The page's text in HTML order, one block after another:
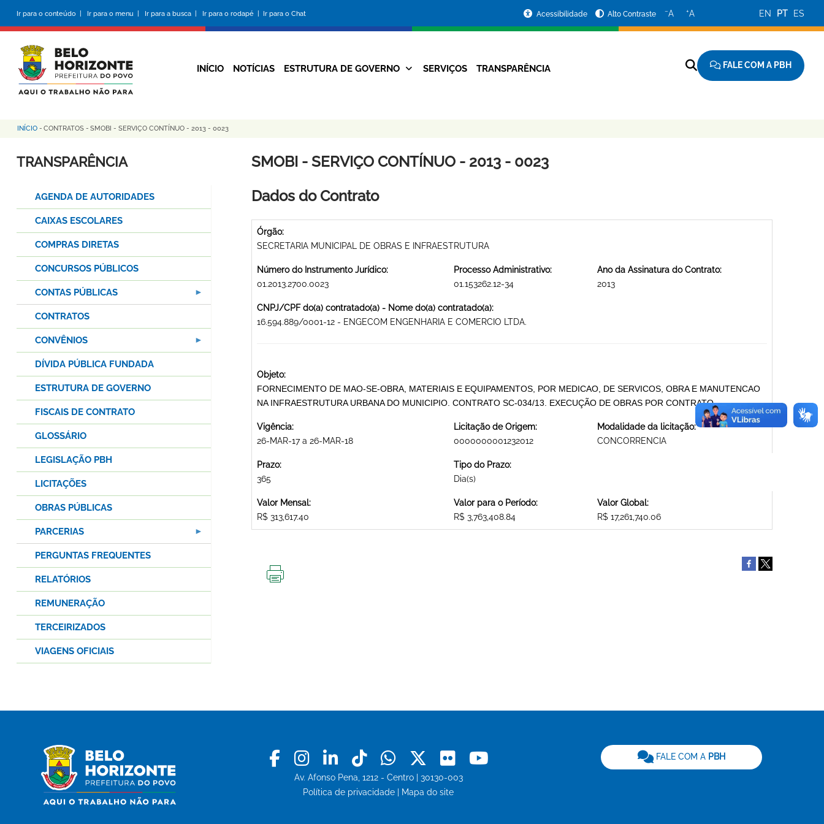
conteúdo
principal
Ir para o conteúdo | Ir para o menu | Ir para a busca | Ir para o rodapé | Ir para o Chat
da
Prefeitura
Acessibilidade Alto Contraste −A +A EN PT ES
Navegação
INÍCIO NOTÍCIAS ESTRUTURA DE GOVERNO SERVIÇOS TRANSPARÊNCIA FALE COM A PBH
Trilha
de
INÍCIO - CONTRATOS - SMOBI - SERVIÇO CONTÍNUO - 2013 - 0023
SMOBI - SERVIÇO CONTÍNUO - 2013 - 0023
Dados do Contrato
Órgão:
SECRETARIA MUNICIPAL DE OBRAS E INFRAESTRUTURA
Número do Instrumento Jurídico:
01.2013.2700.0023
Processo Administrativo:
01.153262.12-34
Ano da Assinatura do Contrato:
2013
CNPJ/CPF do(a) contratado(a) - Nome do(a) contratado(a):
16.594.889/0001-12 - ENGECOM ENGENHARIA E COMERCIO LTDA.
Objeto:
FORNECIMENTO DE MAO-SE-OBRA, MATERIAIS E EQUIPAMENTOS, POR MEDICAO, DE SERVICOS, OBRA E MANUTENCAO
NA INFRAESTRUTURA URBANA DO MUNICIPIO. CONTRATO SC-034/13. EXECUÇÃO DE OBRAS POR CONTRATO
Vigência:
26-MAR-17 a 26-MAR-18
Licitação de Origem:
0000000001232012
Modalidade da licitação:
CONCORRENCIA
Prazo:
365
Tipo do Prazo:
Dia(s)
Valor Mensal:
R$ 313,617.40
Valor para o Período:
R$ 3,763,408.84
Valor Global:
R$ 17,261,740.06
TRANSPARÊNCIA
AGENDA DE AUTORIDADES
CAIXAS ESCOLARES
COMPRAS DIRETAS
CONCURSOS PÚBLICOS
CONTAS PÚBLICAS
CONTRATOS
CONVÊNIOS
DÍVIDA PÚBLICA FUNDADA
ESTRUTURA DE GOVERNO
FISCAIS DE CONTRATO
GLOSSÁRIO
LEGISLAÇÃO PBH
LICITAÇÕES
OBRAS PÚBLICAS
PARCERIAS
PERGUNTAS FREQUENTES
RELATÓRIOS
REMUNERAÇÃO
TERCEIRIZADOS
VIAGENS OFICIAIS
Facebook
Instagram
LinkedinTiktokWhatsapp
X Flickr
Av. Afonso Pena, 1212 - Centro | 30130-003
Política de privacidade
Mapa do site
FALE COM A PBH